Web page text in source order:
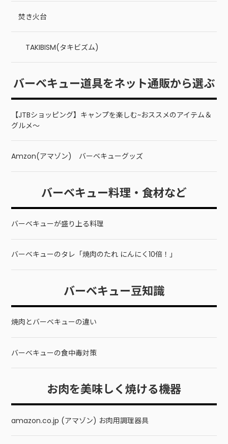
焚き火台
TAKIBISM(タキビズム)
バーベキュー道具をネット通販から選ぶ
【JTBショッピング】キャンプを楽しむ~おススメのアイテム＆
グルメ～
Amzon(アマゾン) バーベキューグッズ
バーベキュー料理・食材など
バーベキューが盛り上る料理
バーベキューのタレ「焼肉のたれ にんにく10倍！」
バーベキュー豆知識
焼肉とバーベキューの違い
バーベキューの食中毒対策
お肉を美味しく焼ける機器
amazon.co.jp (アマゾン) お肉用調理器具